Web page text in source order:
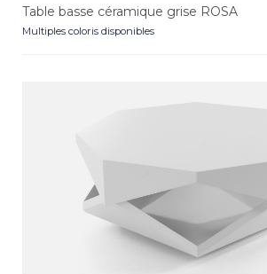
Table basse céramique grise ROSA
Multiples coloris disponibles